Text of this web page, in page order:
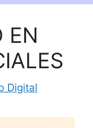
EN
Digital